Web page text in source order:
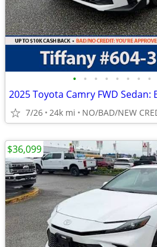
• • • • • • • •
7/26 24k mi NO/BAD/NEW
$36,099